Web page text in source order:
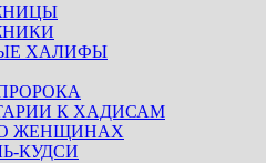
ХАЛИФЫ
К ХАДИСАМ
ЖЕНЩИНАХ
КУДСИ